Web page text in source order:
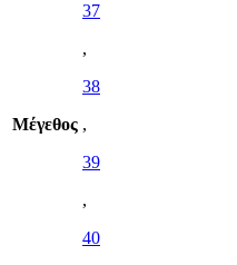
Μέγεθος
37
,
38
,
39
,
40